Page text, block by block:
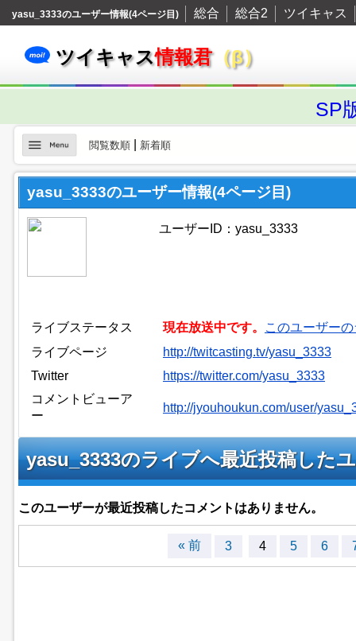
yasu_3333のユーザー情報(4ページ目) 総合 総合2 ツイキャス
ツイキャス情報君（β）
SP
閲覧数順| 新着順
yasu_3333のユーザー情報(4ページ目)
ユーザーID：yasu_3333
ライブステータス 現在放送中です。
このユーザー
ライブページ
http://twitcasting.tv/yasu_3333
Twitter
https://twitter.com/yasu_3333
コメントビューア
ー
http://jyouhoukun.com/user/
yasu_3333のライブへ最近投稿した
このユーザーが最近投稿したコメントはありません。
« 前 3 4 5 6